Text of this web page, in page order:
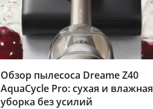
Обзор пылесоса Dreame Z40
AquaCycle Pro: сухая и влажная
уборка без усилий